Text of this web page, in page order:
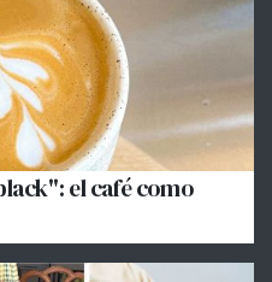
el café como